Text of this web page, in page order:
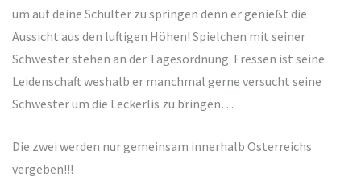
um auf deine Schulter zu springen denn er genießt die
Aussicht aus den luftigen Höhen! Spielchen mit seiner
Schwester stehen an der Tagesordnung. Fressen ist seine
Leidenschaft weshalb er manchmal gerne versucht seine
Schwester um die Leckerlis zu bringen…
Die zwei werden nur gemeinsam innerhalb Österreichs
vergeben!!!